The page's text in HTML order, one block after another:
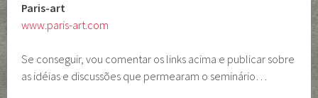
Paris-art
www.paris-art.com
Se conseguir, vou comentar os links acima e publicar sobre
as idéias e discussões que permearam o seminário…